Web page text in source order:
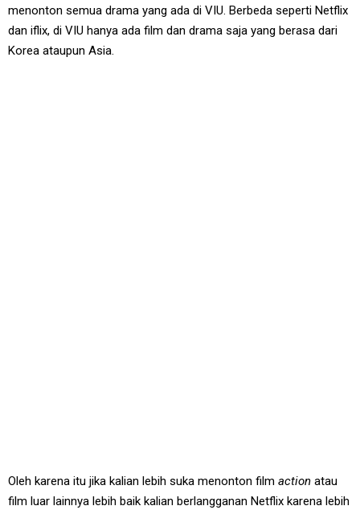
menonton semua drama yang ada di VIU. Berbeda seperti Netflix
dan iflix, di VIU hanya ada film dan drama saja yang berasa dari
Korea ataupun Asia.
Oleh karena itu jika kalian lebih suka menonton film action atau
film luar lainnya lebih baik kalian berlangganan Netflix karena lebih